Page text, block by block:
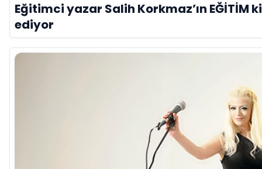
Eğitimci yazar Salih Korkmaz’ın
ediyor